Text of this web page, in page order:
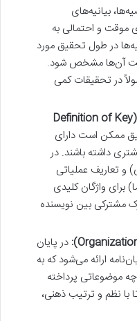
بیانیه‌های
موقت و احتمالی به
در طول تحقیق مورد
آن‌ها مشخص شود.
در تحقیقات کمی
تعاریف عملیاتی و مفهومی واژگان کلیدی (Definition of Key
ممکن است دارای
داشته باشند. در
تعاریف عملیاتی
برای واژگان کلیدی
مشترکی بین نویسنده
در پایان
ارائه می‌شود که به
موضوعاتی پرداخته
نظم و ترتیب ذهنی،